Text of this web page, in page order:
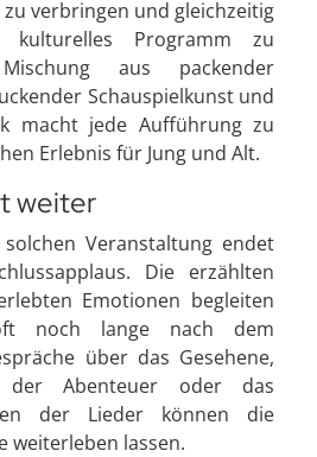
verbringen und gleichzeitig
kulturelles Programm zu
aus packender
Schauspielkunst und
macht jede Aufführung zu
Erlebnis für Jung und Alt.
weiter
Veranstaltung endet
Die erzählten
Emotionen begleiten
noch lange nach dem
über das Gesehene,
der Abenteuer oder das
der Lieder können die
weiterleben lassen.